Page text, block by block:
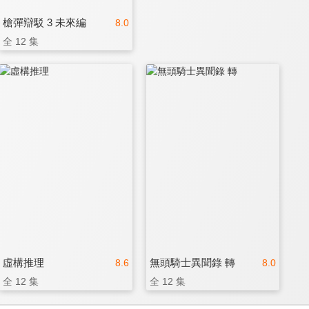
8.0
槍彈辯駁 3 未來編
全 12 集
8.6
虛構推理
全 12 集
8.0
無頭騎士異聞錄 轉
全 12 集